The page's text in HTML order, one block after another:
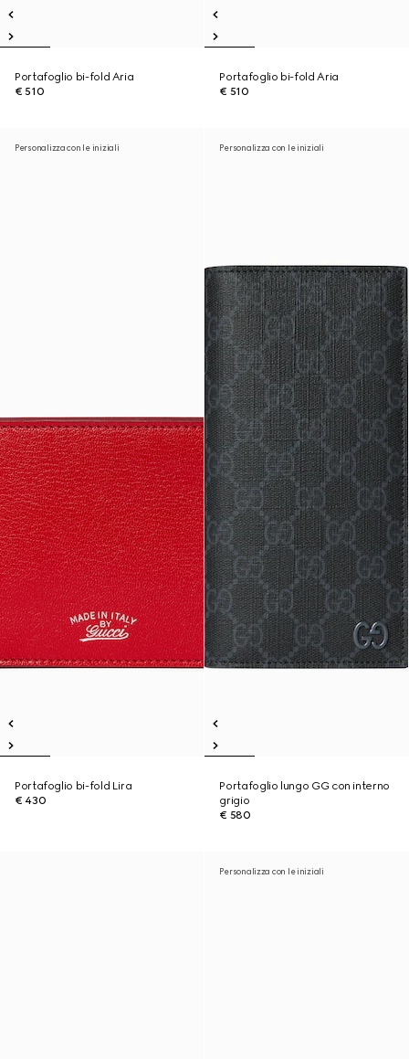
Portafoglio bi-fold Aria
€ 510
Portafoglio bi-fold Aria
€ 510
Personalizza con le iniziali
Portafoglio bi-fold Lira
€ 430
Personalizza con le iniziali
Portafoglio lungo GG con interno
grigio
€ 580
Personalizza con le iniziali